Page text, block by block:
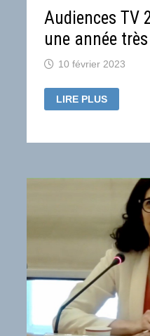
Audiences TV
une année
10 février 2023
AUDIENCES
TV
UNE
LIRE PLUS